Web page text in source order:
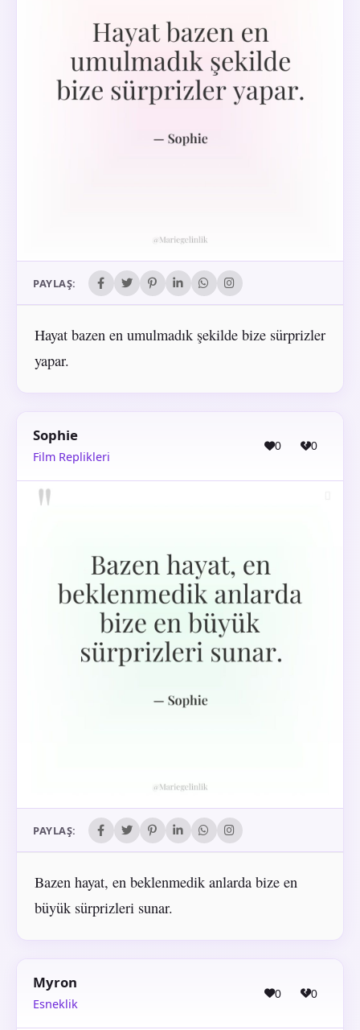
PAYLAŞ:
Hayat bazen en umulmadık şekilde bize sürprizler
yapar.
Sophie
Film Replikleri
0 0
PAYLAŞ:
Bazen hayat, en beklenmedik anlarda bize en
büyük sürprizleri sunar.
Myron
Esneklik
0 0